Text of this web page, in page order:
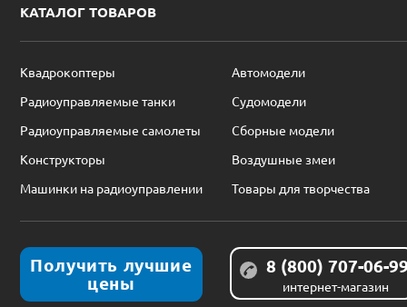
КАТАЛОГ ТОВАРОВ
Квадрокоптеры
Автомодели
Радиоуправляемые танки
Судомодели
Радиоуправляемые самолеты
Сборные модели
Конструкторы
Воздушные змеи
Машинки на радиоуправлении
Товары для творчества
Получить лучшие
цены
8 (800) 707-06-
интернет-магазин